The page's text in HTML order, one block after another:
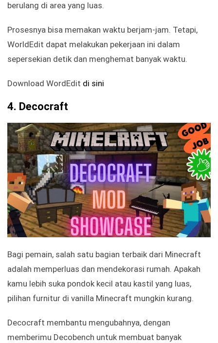
berulang di area yang luas.
Prosesnya bisa memakan waktu berjam-jam. Tetapi,
WorldEdit dapat melakukan pekerjaan ini dalam
sepersekian detik dan menghemat banyak waktu.
Download WordEdit di sini
4. Decocraft
Bagi pemain, salah satu bagian terbaik dari Minecraft
adalah memperluas dan mendekorasi rumah. Apakah
kamu lebih suka pondok kecil atau kastil yang luas,
pilihan furnitur di vanilla Minecraft mungkin kurang.
Decocraft membantu mengubahnya, dengan
memberimu Decobench untuk membuat banyak